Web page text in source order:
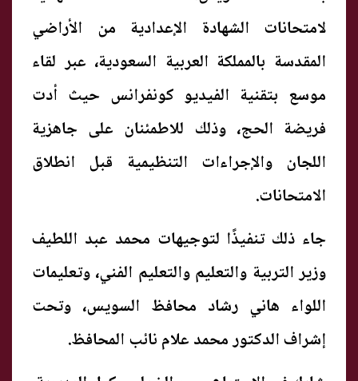
لامتحانات الشهادة الإعدادية من الأراضي
المقدسة بالمملكة العربية السعودية، عبر لقاء
موسع بتقنية الفيديو كونفرانس حيث أدت
فريضة الحج، وذلك للاطمئنان على جاهزية
اللجان والإجراءات التنظيمية قبل انطلاق
الامتحانات.
جاء ذلك تنفيذًا لتوجيهات محمد عبد اللطيف
وزير التربية والتعليم والتعليم الفني، وتعليمات
اللواء هاني رشاد محافظ السويس، وتحت
إشراف الدكتور محمد علام نائب المحافظ.